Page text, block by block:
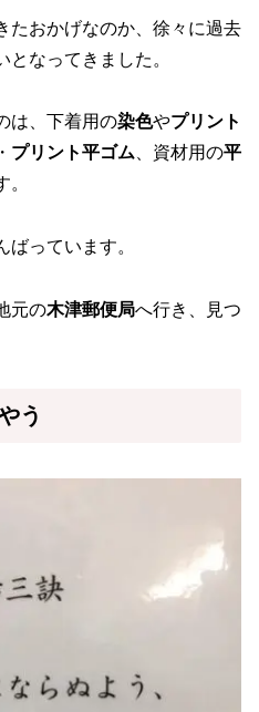
たおかげなのか、徐々に過去
なってきました。
は、下着用の染色やプリント
・ プリント平ゴム 、資材用の平
。
ばっています。
元の木津郵便局へ行き、見つ
う